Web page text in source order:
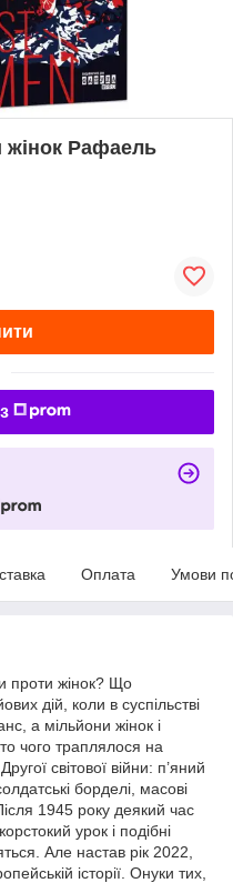
жінок Рафаель
Оплата Умови
проти жінок? Що
дій, коли в суспільстві
а мільйони жінок і
чого траплялося на
світової війни: п’яний
борделі, масові
1945 року деякий час
урок і подібні
Але настав рік 2022,
історії. Онуки тих,